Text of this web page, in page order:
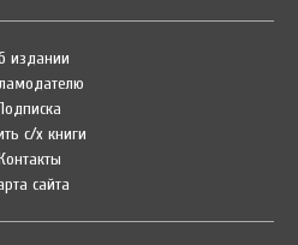
издании
с/х книги
сайта